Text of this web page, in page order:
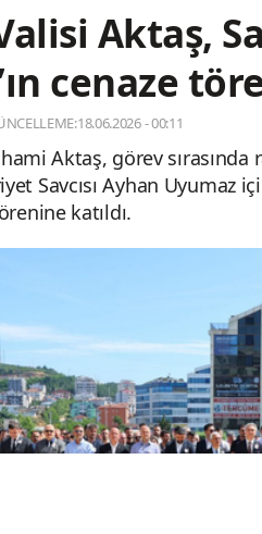
Aktaş,
cenaze
- 00:11
Aktaş, görev sırasında
Savcısı Ayhan Uyumaz
katıldı.